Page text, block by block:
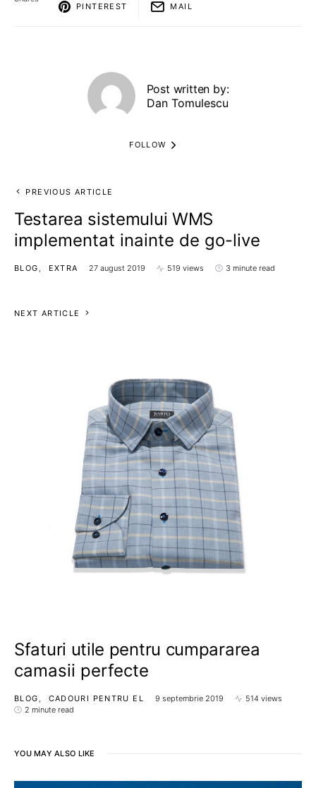
PINTEREST MAIL
Post written by:
Dan Tomulescu
FOLLOW
PREVIOUS ARTICLE
Testarea sistemului WMS
implementat inainte de go-live
BLOG EXTRA 27 august 2019 519 views 3 minute read
NEXT ARTICLE
Sfaturi utile pentru cumpararea
camasii perfecte
BLOG CADOURI PENTRU EL 9 septembrie 2019
514 views
2 minute read
YOU MAY ALSO LIKE